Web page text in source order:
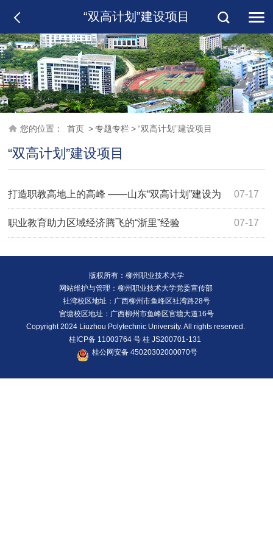
“双高计划”建设项目
您的位置： 首页 > 专题专栏 > “双高计划”建设项目
“双高计划”建设项目
07-17
打造职教高地上的高峰 ——山东“双高计划”建设为
区域现代化添动力强支撑 07-17
职业教育助力区域经济腾飞的“浙里”经验
版权所有：柳州职业技术大学
网站维护与管理：柳州职业技术大学党委宣传部
社湾校区地址：广西柳州市鱼峰区社湾路28号
官塘校区地址：广西柳州市鱼峰区官塘大道16号
Copyright 2024 Liuzhou Polytechnic University. All rights reserved.
桂ICP备 11003764 号桂 JS200701-131
桂公网安备 45020302000070号